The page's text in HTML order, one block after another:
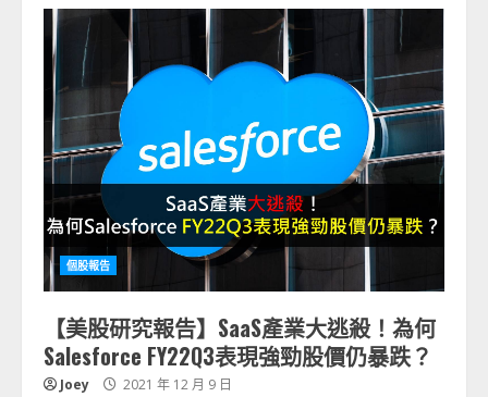
個股報告
【美股研究報告】SaaS產業大逃殺！為何
Salesforce FY22Q3表現強勁股價仍暴跌？
Joey 2021 年 12 月 9 日